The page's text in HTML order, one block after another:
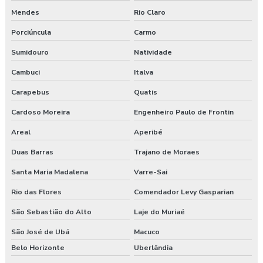
Empresa prestadora de serviços de segurança do trabalho
Empresa que faz exame admissional
Empresa que faz pgr
Empresa de saúde e segurança do trabalho
Empresa de treinamento segurança do trabalho
Empresas de segurança e saúde do trabalho
Esocial para segurança do trabalho
Esocial segurança do trabalho empresas
Exame admissional guarapuava
Mendes Rio Claro
Porciúncula Carmo
Sumidouro Natividade
Cambuci Italva
Carapebus Quatis
Cardoso Moreira Engenheiro Paulo de Frontin
Areal Aperibé
Duas Barras Trajano de Moraes
Santa Maria Madalena Varre-Sai
Rio das Flores Comendador Levy Gasparian
São Sebastião do Alto Laje do Muriaé
São José de Ubá
Macuco
Belo Horizonte
Uberlândia